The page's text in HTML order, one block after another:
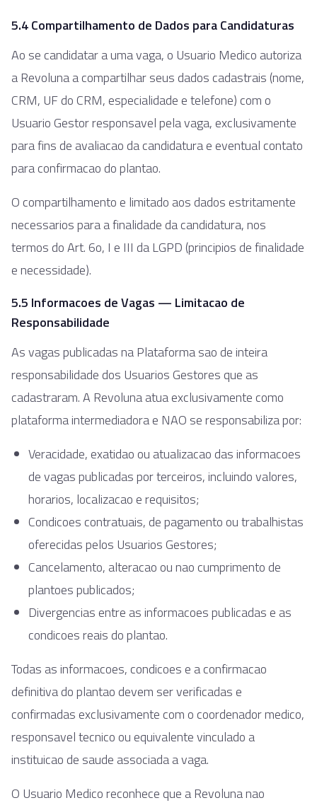
5.4 Compartilhamento de Dados para Candidaturas
Ao se candidatar a uma vaga, o Usuario Medico autoriza
a Revoluna a compartilhar seus dados cadastrais (nome,
CRM, UF do CRM, especialidade e telefone) com o
Usuario Gestor responsavel pela vaga, exclusivamente
para fins de avaliacao da candidatura e eventual contato
para confirmacao do plantao.
O compartilhamento e limitado aos dados estritamente
necessarios para a finalidade da candidatura, nos
termos do Art. 6o, I e III da LGPD (principios de finalidade
e necessidade).
5.5 Informacoes de Vagas — Limitacao de
Responsabilidade
As vagas publicadas na Plataforma sao de inteira
responsabilidade dos Usuarios Gestores que as
cadastraram. A Revoluna atua exclusivamente como
plataforma intermediadora e NAO se responsabiliza por:
Veracidade, exatidao ou atualizacao das informacoes
de vagas publicadas por terceiros, incluindo valores,
horarios, localizacao e requisitos;
Condicoes contratuais, de pagamento ou trabalhistas
oferecidas pelos Usuarios Gestores;
Cancelamento, alteracao ou nao cumprimento de
plantoes publicados;
Divergencias entre as informacoes publicadas e as
condicoes reais do plantao.
Todas as informacoes, condicoes e a confirmacao
definitiva do plantao devem ser verificadas e
confirmadas exclusivamente com o coordenador medico,
responsavel tecnico ou equivalente vinculado a
instituicao de saude associada a vaga.
O Usuario Medico reconhece que a Revoluna nao